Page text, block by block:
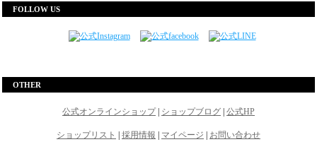
FOLLOW US
OTHER
公式オンラインショップ| ショップブログ 公式HP
ショップリスト 採用情報 マイページ お問い合わせ